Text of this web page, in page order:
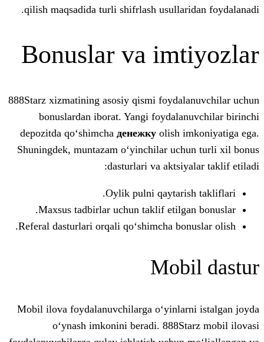
qilish maqsadida turli shifrlash
Bonuslar va
888Starz xizmatining asosiy qismi
bonuslardan iborat. Yangi
depozitda qo‘shimchaденежкуolish
Shuningdek, muntazam o‘yinchilar
dasturlari va
Oylik pulni
Maxsus tadbirlar uchun taklif
Referal dasturlari orqali qo‘shimcha
Mobil ilova foydalanuvchilarga
o‘ynash imkonini beradi.